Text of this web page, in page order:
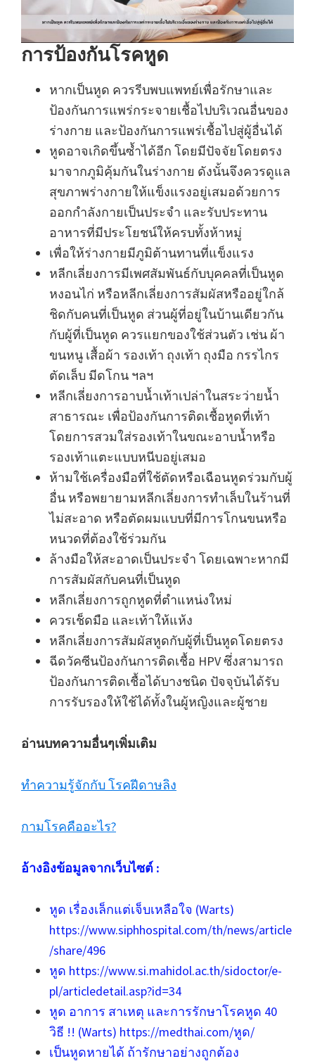
การป้องกันโรคหูด
หากเป็นหูด ควรรีบพบแพทย์เพื่อรักษาและ
ป้องกันการแพร่กระจายเชื้อไปบริเวณอื่นของ
ร่างกาย และป้องกันการแพร่เชื้อไปสู่ผู้อื่นได้
หูดอาจเกิดขึ้นซ้ำได้อีก โดยมีปัจจัยโดยตรง
มาจากภูมิคุ้มกันในร่างกาย ดังนั้นจึงควรดูแล
สุขภาพร่างกายให้แข็งแรงอยู่เสมอด้วยการ
ออกกำลังกายเป็นประจำ และรับประทาน
อาหารที่มีประโยชน์ให้ครบทั้งห้าหมู่
เพื่อให้ร่างกายมีภูมิต้านทานที่แข็งแรง
หลีกเลี่ยงการมีเพศสัมพันธ์กับบุคคลที่เป็นหูด
หงอนไก่ หรือหลีกเลี่ยงการสัมผัสหรืออยู่ใกล้
ชิดกับคนที่เป็นหูด ส่วนผู้ที่อยู่ในบ้านเดียวกัน
กับผู้ที่เป็นหูด ควรแยกของใช้ส่วนตัว เช่น ผ้า
ขนหนู เสื้อผ้า รองเท้า ถุงเท้า ถุงมือ กรรไกร
ตัดเล็บ มีดโกน ฯลฯ
หลีกเลี่ยงการอาบน้ำเท้าเปล่าในสระว่ายน้ำ
สาธารณะ เพื่อป้องกันการติดเชื้อหูดที่เท้า
โดยการสวมใส่รองเท้าในขณะอาบน้ำหรือ
รองเท้าแตะแบบหนีบอยู่เสมอ
ห้ามใช้เครื่องมือที่ใช้ตัดหรือเฉือนหูดร่วมกับผู้
อื่น หรือพยายามหลีกเลี่ยงการทำเล็บในร้านที่
ไม่สะอาด หรือตัดผมแบบที่มีการโกนขนหรือ
หนวดที่ต้องใช้ร่วมกัน
ล้างมือให้สะอาดเป็นประจำ โดยเฉพาะหากมี
การสัมผัสกับคนที่เป็นหูด
หลีกเลี่ยงการถูกหูดที่ตำแหน่งใหม่
ควรเช็ดมือ และเท้าให้แห้ง
หลีกเลี่ยงการสัมผัสหูดกับผู้ที่เป็นหูดโดยตรง
ฉีดวัคซีนป้องกันการติดเชื้อ HPV ซึ่งสามารถ
ป้องกันการติดเชื้อได้บางชนิด ปัจจุบันได้รับ
การรับรองให้ใช้ได้ทั้งในผู้หญิงและผู้ชาย
อ่านบทความอื่นๆเพิ่มเติม
ทำความรู้จักกับ โรคฝีดาษลิง
กามโรคคืออะไร?
อ้างอิงข้อมูลจากเว็บไซต์ :
หูด เรื่องเล็กแต่เจ็บเหลือใจ (Warts)
https://www.siphhospital.com/th/news/article
/share/496
หูด https://www.si.mahidol.ac.th/sidoctor/e-
pl/articledetail.asp?id=34
หูด อาการ สาเหตุ และการรักษาโรคหูด 40
วิธี !! (Warts) https://medthai.com/หูด/
เป็นหูดหายได้ ถ้ารักษาอย่างถูกต้อง